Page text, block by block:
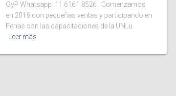
GyP Whatsapp: 11 6161 8526 Comenzamos
en 2016 con pequeñas ventas y participando en
Ferias con las capacitaciones de la UNLu
Leer más